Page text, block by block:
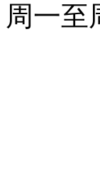
周一至